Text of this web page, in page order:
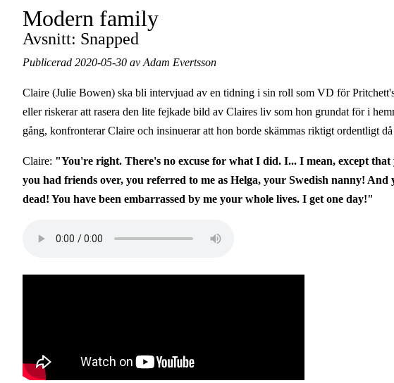
Modern family
Avsnitt: Snapped
Publicerad 2020-05-30 av Adam Evertsson
Claire (Julie Bowen) ska bli intervjuad av en tidning i sin roll som VD för
eller riskerar att rasera den lite fejkade bild av Claires liv som hon grundat för i
gång, konfronterar Claire och insinuerar att hon borde skämmas riktigt ordentligt
Claire: "You're right. There's no excuse for what I did. I... I mean, except
you had friends over, you referred to me as Helga, your Swedish nanny!
dead! You have been embarrassed by me your whole lives. I get one day!"